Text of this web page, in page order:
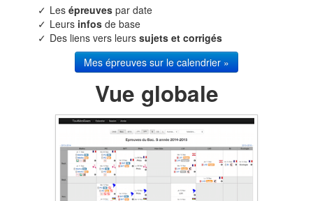
Lesépreuves par date
Leurs infos de base
Des liens vers leurssujets et corrigés
Mes épreuves sur le calendrier »
Vue globale